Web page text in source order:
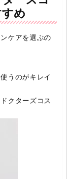
め
ケアを選ぶの
うのがキレイ
クターズコス